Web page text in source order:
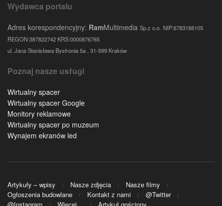
Wydawca portalu
Adres korespondencyjny: RamMultimedia Sp.z o.o. NIP:6783188105
REGON:387822742 KRS:0000876765
ul. Jana Stanisława Bystronia 5a , 31-599 Kraków
Poznaj nasze usługi
Wirtualny spacer
Wirtualny spacer Google
Monitory reklamowe
Wirtualny spacer po muzeum
Wynajem ekranów led
Artykuły – wpisy Nasze zdjęcia
Nasze filmy
Ogłoszenia budowlane
Kontakt z nami
@Twitter